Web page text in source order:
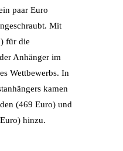
paar Euro
Mit
für die
Anhänger im
Wettbewerbs. In
kamen
(469 Euro) und
hinzu.